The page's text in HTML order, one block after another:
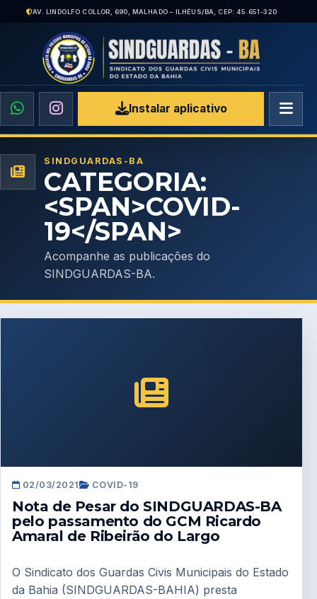
AV. LINDOLFO COLLOR, 690, MALHADO – ILHÉUS/BA, CEP: 45.651-320
Instalar aplicativo
SINDGUARDAS-BA
CATEGORIA:
<SPAN>COVID-
19</SPAN>
Acompanhe as publicações do
SINDGUARDAS-BA.
02/03/2021 COVID-19
Nota de Pesar do SINDGUARDAS-BA
pelo passamento do GCM Ricardo
Amaral de Ribeirão do Largo
O Sindicato dos Guardas Civis Municipais do Estado
da Bahia (SINDGUARDAS-BAHIA) presta